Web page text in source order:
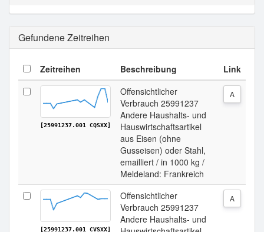
Gefundene Zeitreihen
Zeitreihen Beschreibung Link
[25991237.001 CQSXX]
Offensichtlicher
Verbrauch 25991237
Andere Haushalts- und
Hauswirtschaftsartikel
aus Eisen (ohne
Gusseisen) oder Stahl,
emailliert / in 1000 kg /
Meldeland: Frankreich
A
[25991237.001 CVSXX]
Offensichtlicher
Verbrauch 25991237
Andere Haushalts- und
A